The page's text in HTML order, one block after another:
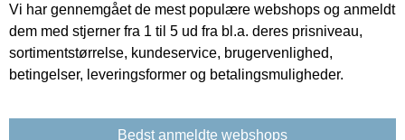
Vi har gennemgået de mest populære webshops og anmeldt
dem med stjerner fra 1 til 5 ud fra bl.a. deres prisniveau,
sortimentstørrelse, kundeservice, brugervenlighed,
betingelser, leveringsformer og betalingsmuligheder.
Bedst anmeldte webshops